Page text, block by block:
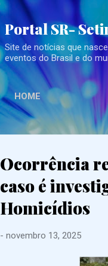
Portal SR-
Site de notícias que
eventos do Brasil e do
HOME
Ocorrência
caso é
Homicídios
- novembro 13, 2025